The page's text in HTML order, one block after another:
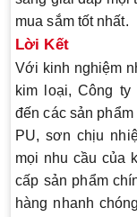
mua sắm tốt nhất.
Lời Kết
Với kinh nghiệm
kim loại, Công
đến các sản phẩm
PU, sơn chịu
mọi nhu cầu của
cấp sản phẩm
hàng nhanh